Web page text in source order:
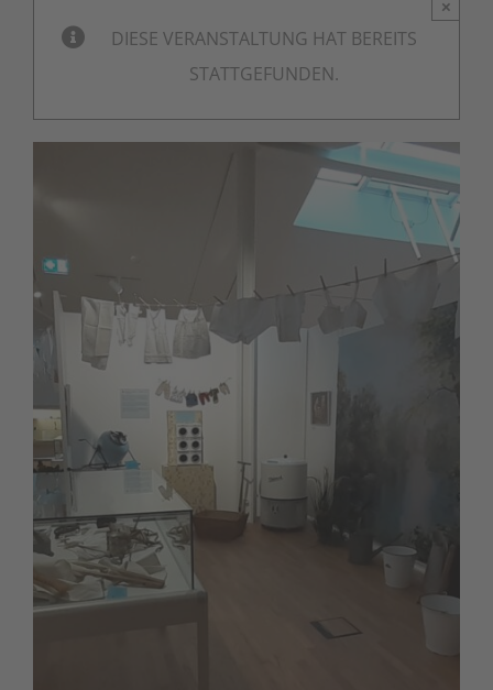
DIESE VERANSTALTUNG HAT BEREITS
STATTGEFUNDEN.
×